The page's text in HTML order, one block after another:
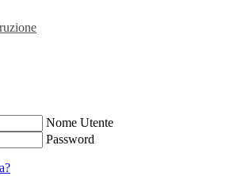
Nome Utente
Password